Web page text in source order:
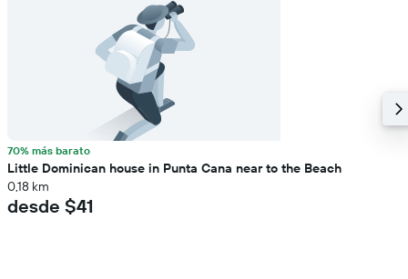
70% más barato
Little Dominican house in Punta Cana near to the Beach
0,18 km
desde $41